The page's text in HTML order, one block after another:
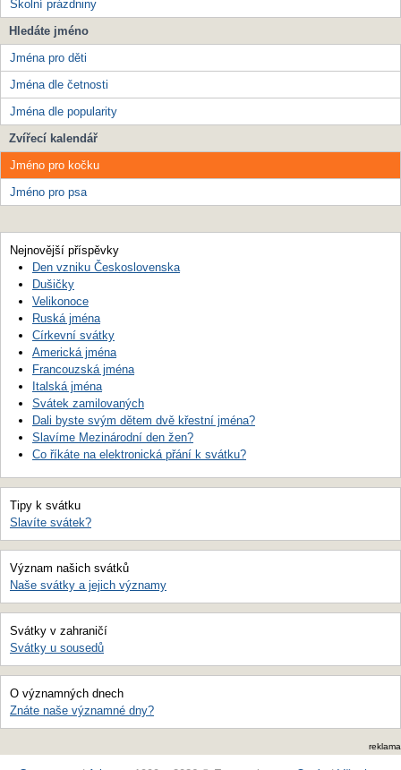
Školní prázdniny
Hledáte jméno
Jména pro děti
Jména dle četnosti
Jména dle popularity
Zvířecí kalendář
Jméno pro kočku
Jméno pro psa
Nejnovější příspěvky
Den vzniku Československa
Dušičky
Velikonoce
Ruská jména
Církevní svátky
Americká jména
Francouzská jména
Italská jména
Svátek zamilovaných
Dali byste svým dětem dvě křestní jména?
Slavíme Mezinárodní den žen?
Co říkáte na elektronická přání k svátku?
Tipy k svátku
Slavíte svátek?
Význam našich svátků
Naše svátky a jejich významy
Svátky v zahraničí
Svátky u sousedů
O významných dnech
Znáte naše významné dny?
reklama